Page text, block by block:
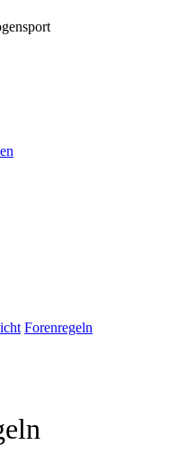
Forenregeln